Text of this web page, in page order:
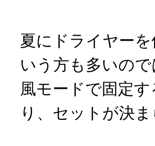
夏にドライヤー
いう方も多いの
風モードで固定
り、セットが決